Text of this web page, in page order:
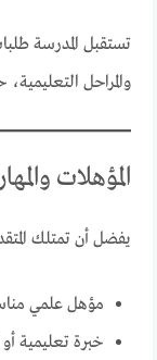
تستقبل المدرسة
والمراحل
المؤهلات
يفضل أن تمتلك
مؤهل علمي
خبرة تعليمية